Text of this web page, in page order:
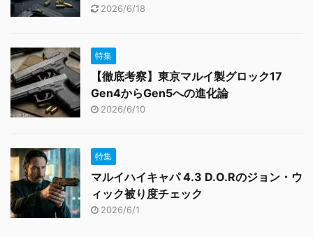
2026/6/18
特集
【徹底考察】東京マルイ製グロック17
Gen4からGen5への進化論
2026/6/10
特集
マルイハイキャパ 4.3 D.O.Rのジョン・ウ
ィック被り度チェック
2026/6/1